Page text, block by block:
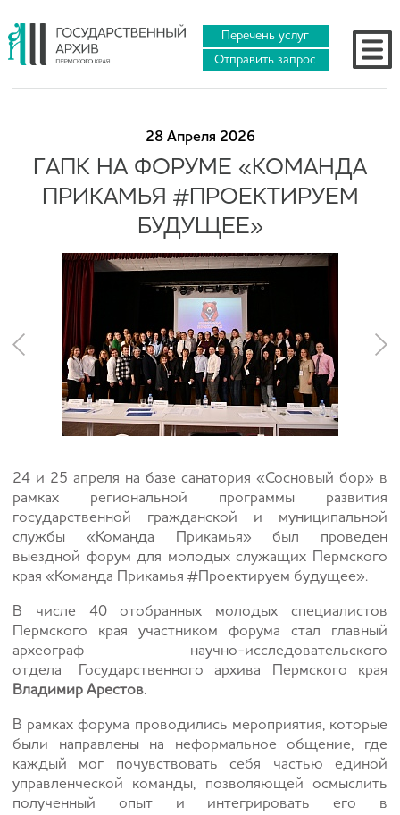
Перечень услуг
Отправить запрос
28 Апреля 2026
ГАПК НА ФОРУМЕ «КОМАНДА
ПРИКАМЬЯ #ПРОЕКТИРУЕМ
БУДУЩЕЕ»
24 и 25 апреля на базе санатория «Сосновый бор» в
рамках региональной программы развития
государственной гражданской и муниципальной
службы «Команда Прикамья» был проведен
выездной форум для молодых служащих Пермского
края «Команда Прикамья #Проектируем будущее».
В числе 40 отобранных молодых специалистов
Пермского края участником форума стал главный
археограф научно-исследовательского
отдела Государственного архива Пермского края
Владимир Арестов.
В рамках форума проводились мероприятия, которые
были направлены на неформальное общение, где
каждый мог почувствовать себя частью единой
управленческой команды, позволяющей осмыслить
полученный опыт и интегрировать его в